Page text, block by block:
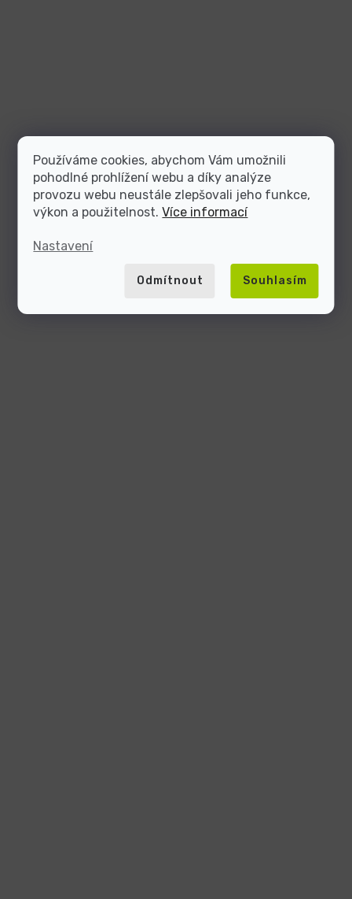
Používáme cookies, abychom Vám umožnili
pohodlné prohlížení webu a díky analýze
provozu webu neustále zlepšovali jeho funkce,
výkon a použitelnost.Více informací
Nastavení
Odmítnout Souhlasím